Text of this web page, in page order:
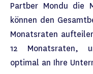
Partber Mondu die
können den
Monatsraten
12 Monatsraten,
optimal an Ihre